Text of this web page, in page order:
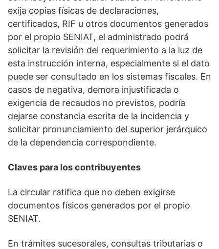
exija copias físicas de declaraciones,
certificados, RIF u otros documentos generados
por el propio SENIAT, el administrado podrá
solicitar la revisión del requerimiento a la luz de
esta instrucción interna, especialmente si el dato
puede ser consultado en los sistemas fiscales. En
casos de negativa, demora injustificada o
exigencia de recaudos no previstos, podría
dejarse constancia escrita de la incidencia y
solicitar pronunciamiento del superior jerárquico
de la dependencia correspondiente.
Claves para los contribuyentes
La circular ratifica que no deben exigirse
documentos físicos generados por el propio
SENIAT.
En trámites sucesorales, consultas tributarias o